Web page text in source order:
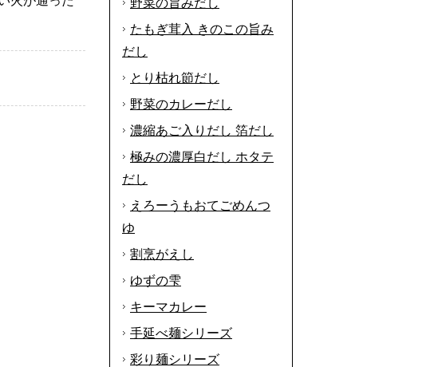
野菜の旨みだし
たもぎ茸入 きのこの旨み
だし
とり枯れ節だし
野菜のカレーだし
濃縮あご入りだし 箔だし
極みの濃厚白だし ホタテ
だし
えろーうもおてごめんつ
ゆ
割烹がえし
ゆずの雫
キーマカレー
手延べ麺シリーズ
彩り麺シリーズ